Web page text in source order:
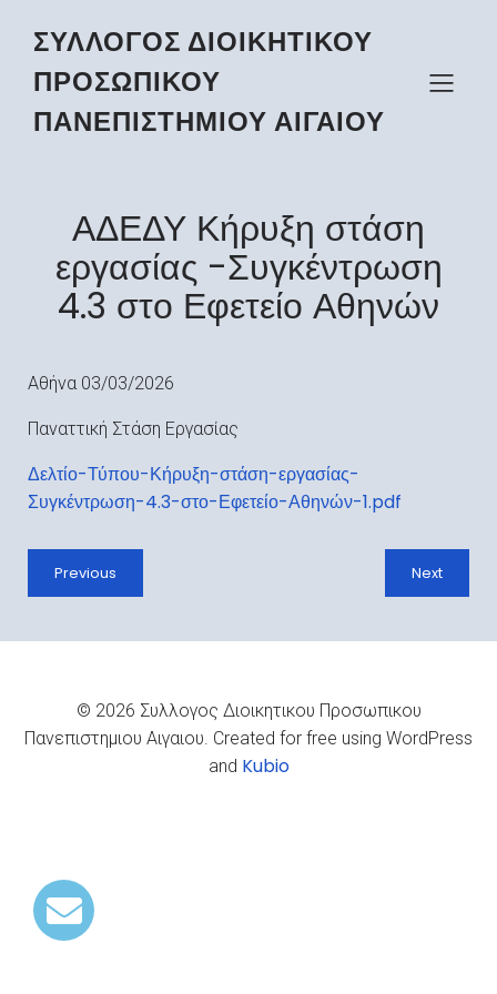
ΣΥΛΛΟΓΟΣ ΔΙΟΙΚΗΤΙΚΟΥ
ΠΡΟΣΩΠΙΚΟΥ
ΠΑΝΕΠΙΣΤΗΜΙΟΥ ΑΙΓΑΙΟΥ
ΑΔΕΔΥ Κήρυξη στάση
εργασίας -Συγκέντρωση
4.3 στο Εφετείο Αθηνών
Αθήνα 03/03/2026
Παναττική Στάση Εργασίας
Δελτίο-Τύπου-Κήρυξη-στάση-εργασίας-
Συγκέντρωση-4.3-στο-Εφετείο-Αθηνών-1.pdf
Previous Next
© 2026 Συλλογος Διοικητικου Προσωπικου
Πανεπιστημιου Αιγαιου. Created for free using WordPress
and Kubio